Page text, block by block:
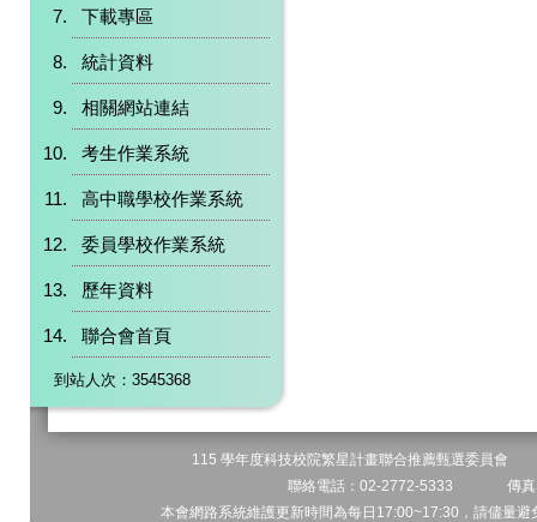
下載專區
統計資料
相關網站連結
考生作業系統
高中職學校作業系統
委員學校作業系統
歷年資料
聯合會首頁
到站人次：3545368
115 學年度科技校院繁星計畫聯合推薦甄選委員會
聯絡電話：02-2772-5333 傳
本會網路系統維護更新時間為每日17:00~17:30，請儘量